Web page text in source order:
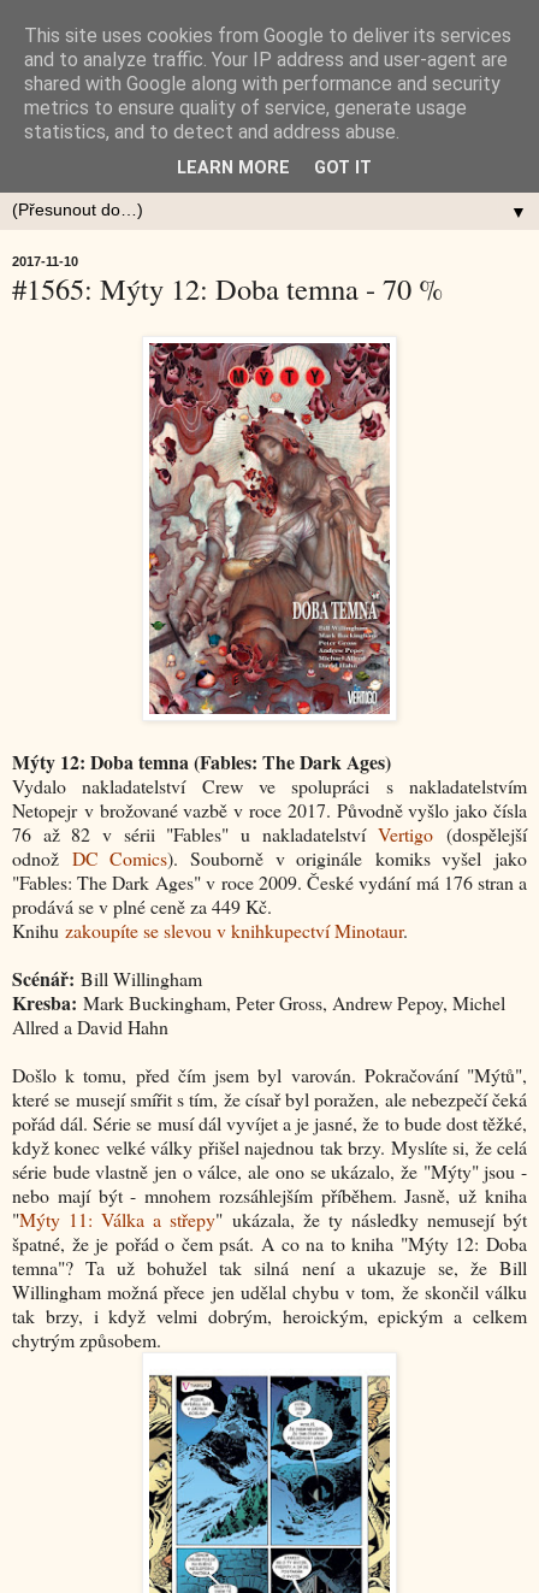
▼
2017-11-10
#1565: Mýty 12: Doba temna - 70 %
Mýty 12: Doba temna (Fables: The Dark Ages)
Vydalo nakladatelství Crew ve spolupráci s nakladatelstvím
Netopejr v brožované vazbě v roce 2017. Původně vyšlo jako čísla
76 až 82 v sérii "Fables" u nakladatelstvíVertigo (dospělejší
odnož DC Comics). Souborně v originále komiks vyšel jako
"Fables: The Dark Ages" v roce 2009. České vydání má 176 stran a
prodává se v plné ceně za 449 Kč.
Knihu zakoupíte se slevou v knihkupectví Minotaur.
Scénář: Bill Willingham
Kresba: Mark Buckingham, Peter Gross, Andrew Pepoy, Michel
Allred a David Hahn
Došlo k tomu, před čím jsem byl varován. Pokračování "Mýtů",
které se musejí smířit s tím, že císař byl poražen, ale nebezpečí čeká
pořád dál. Série se musí dál vyvíjet a je jasné, že to bude dost těžké,
když konec velké války přišel najednou tak brzy. Myslíte si, že celá
série bude vlastně jen o válce, ale ono se ukázalo, že "Mýty" jsou -
nebo mají být - mnohem rozsáhlejším příběhem. Jasně, už kniha
"Mýty 11: Válka a střepy" ukázala, že ty následky nemusejí být
špatné, že je pořád o čem psát. A co na to kniha "Mýty 12: Doba
temna"? Ta už bohužel tak silná není a ukazuje se, že Bill
Willingham možná přece jen udělal chybu v tom, že skončil válku
tak brzy, i když velmi dobrým, heroickým, epickým a celkem
chytrým způsobem.
This site uses cookies from Google to deliver its services
and to analyze traffic. Your IP address and user-agent are
shared with Google along with performance and security
metrics to ensure quality of service, generate usage
statistics, and to detect and address abuse.
LEARN MORE GOT IT